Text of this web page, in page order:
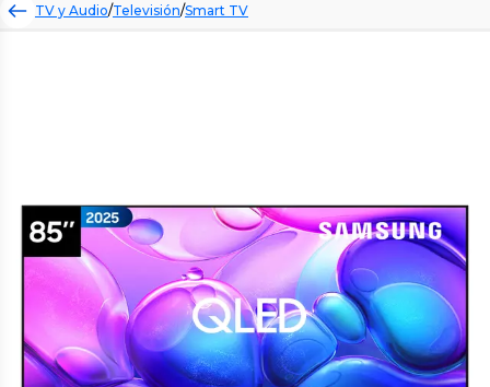
TV y Audio/Televisión/Smart TV